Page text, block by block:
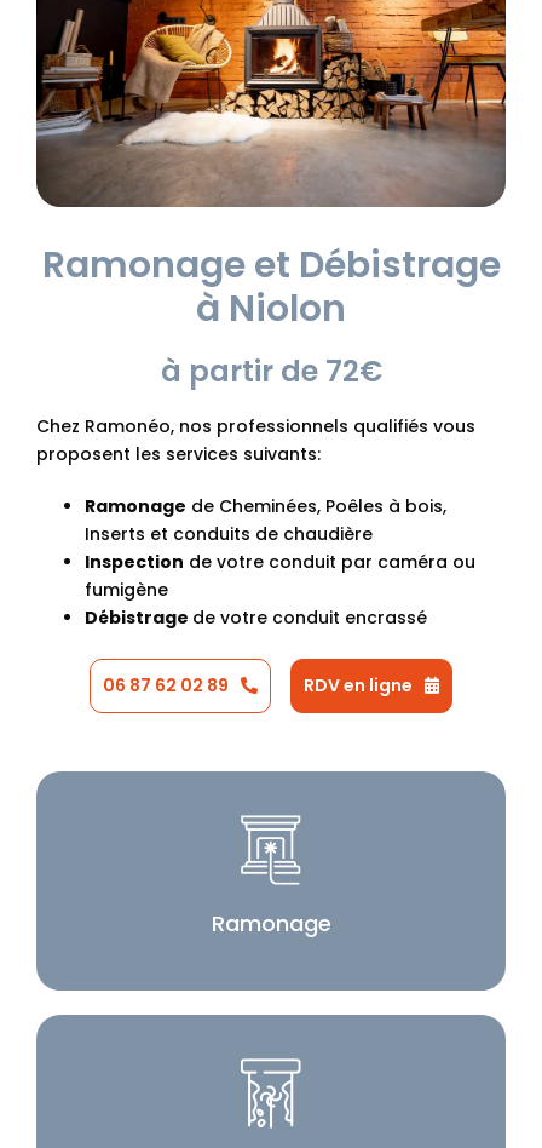
Ramonage et Débistrage
à Niolon
à partir de 72€
Chez Ramonéo, nos professionnels qualifiés vous
proposent les services suivants:
Ramonage de Cheminées, Poêles à bois,
Inserts et conduits de chaudière
Inspection de votre conduit par caméra ou
fumigène
Débistrage de votre conduit encrassé
06 87 62 02 89 RDV en ligne
Ramonage